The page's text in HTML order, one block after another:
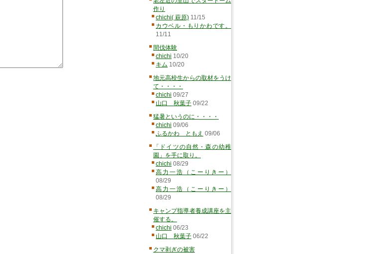
作り
chichi( 萩原) 11/15
カウベル・もりかわです。
11/11
間伐体験
chichi 10/20
キム 10/20
地元高校生からの取材をうけ
て・・・・
chichi 09/27
山口 秋葉子 09/22
猛暑というのに・・・・
chichi 09/06
ふるかわ ともえ 09/06
「ドイツの自然・森の幼稚
園」を手に取り。
chichi 08/29
高力一浩（こーりきー）
08/29
高力一浩（こーりきー）
08/29
キャンプ指導者養成講座を主
催する。
chichi 06/23
山口 秋葉子 06/22
クマ剥ぎの被害